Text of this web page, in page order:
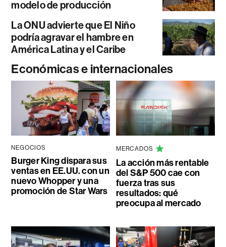
modelo de producción
La ONU advierte que El Niño
podría agravar el hambre en
América Latina y el Caribe
Económicas e internacionales
NEGOCIOS
Burger King dispara sus
ventas en EE.UU. con un
nuevo Whopper y una
promoción de Star Wars
MERCADOS
La acción más rentable
del S&P 500 cae con
fuerza tras sus
resultados: qué
preocupa al mercado